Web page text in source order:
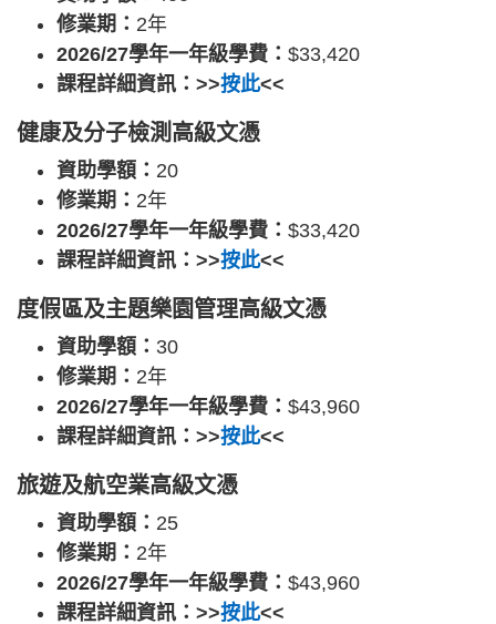
修業期： 2年
2026/27學年一年級學費： $33,420
課程詳細資訊：>>按此<<
健康及分子檢測高級文憑
資助學額： 20
修業期： 2年
2026/27學年一年級學費： $33,420
課程詳細資訊：>>按此<<
度假區及主題樂園管理高級文憑
資助學額： 30
修業期： 2年
2026/27學年一年級學費： $43,960
課程詳細資訊：>>按此<<
旅遊及航空業高級文憑
資助學額： 25
修業期： 2年
2026/27學年一年級學費： $43,960
課程詳細資訊：>>按此<<